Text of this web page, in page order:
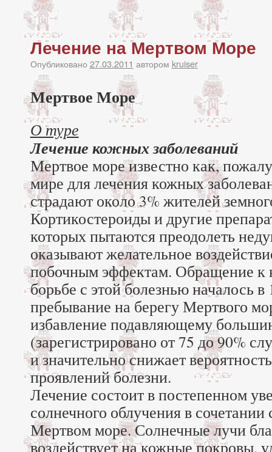
Лечение на Мертвом Море
Опубликовано 27.03.2011 автором kruiser
Мертвое Море
О туре
Лечение кожных заболеваний
Мертвое море известно как,
мире для лечения кожных
страдают около 3% жителей
Кортикостероиды и другие
которых пытаются преодолеть
оказывают желательное
побочным эффектам. Обращение к
борьбе с этой болезнью началось в
пребывание на берегу Мертвого
избавление подавляющему
(зарегистрировано от 75 до 90%
и значительно снижает
проявлений болезни.
Лечение состоит в постепенном
солнечного облучения в
Мертвом море. Солнечные лучи
воздействует на кожные покровы,